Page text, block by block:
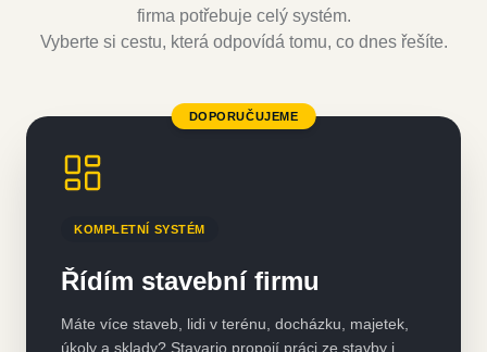
firma potřebuje celý systém.
Vyberte si cestu, která odpovídá tomu, co dnes řešíte.
DOPORUČUJEME
KOMPLETNÍ SYSTÉM
Řídím stavební firmu
Máte více staveb, lidi v terénu, docházku, majetek,
úkoly a sklady? Stavario propojí práci ze stavby i